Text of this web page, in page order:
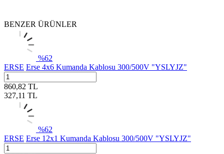
BENZER ÜRÜNLER
%62
ERSE Erse 4x6 Kumanda Kablosu 300/500V "YSLYJZ"
860,82 TL
327,11 TL
%62
ERSE Erse 12x1 Kumanda Kablosu 300/500V "YSLYJZ"